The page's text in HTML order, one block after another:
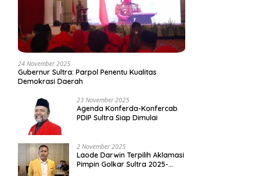
24 November 2025
Gubernur Sultra: Parpol Penentu Kualitas
Demokrasi Daerah
23 November 2025
Agenda Konferda-Konfercab
PDIP Sultra Siap Dimulai
2 November 2025
Laode Darwin Terpilih Aklamasi
Pimpin Golkar Sultra 2025-